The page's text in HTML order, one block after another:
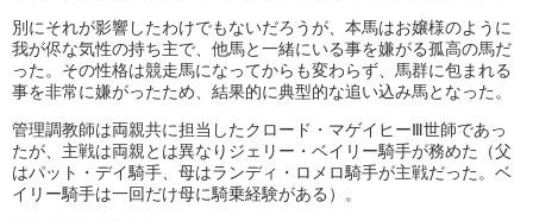
別にそれが影響したわけでもないだろうが、本馬はお嬢様のように
我が侭な気性の持ち主で、他馬と一緒にいる事を嫌がる孤高の馬だ
った。その性格は競走馬になってからも変わらず、馬群に包まれる
事を非常に嫌がったため、結果的に典型的な追い込み馬となった。
管理調教師は両親共に担当したクロード・マゲイヒーⅢ世師であっ
たが、主戦は両親とは異なりジェリー・ベイリー騎手が務めた（父
はパット・デイ騎手、母はランディ・ロメロ騎手が主戦だった。ベ
イリー騎手は一回だけ母に騎乗経験がある）。